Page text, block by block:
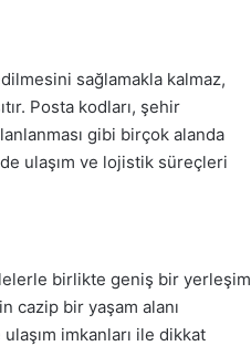
sağlamakla kalmaz,
Posta kodları, şehir
gibi birçok alanda
ulaşım ve lojistik süreçleri
birlikte geniş bir yerleşim
cazip bir yaşam alanı
imkanları ile dikkat